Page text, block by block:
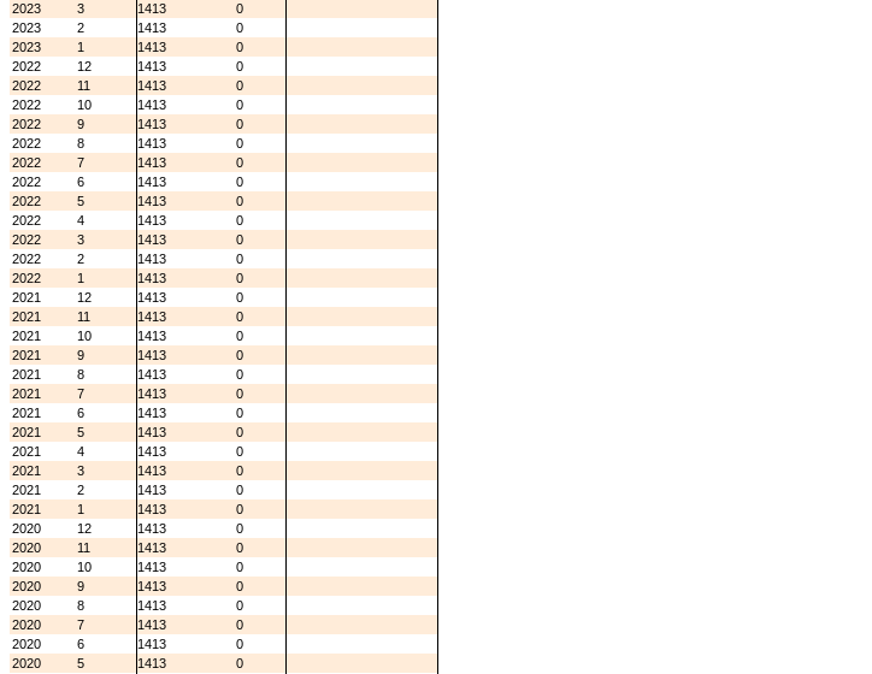
2023
3 1413
0
2023
2 1413
0
2023
1 1413
0
2022
12 1413
0
2022
11 1413
0
2022
10 1413
0
2022
9 1413
0
2022
8 1413
0
2022
7 1413
0
2022
6 1413
0
2022
5 1413
0
2022
4 1413
0
2022
3 1413
0
2022
2 1413
0
2022
1 1413
0
2021
12 1413
0
2021
11 1413
0
2021
10 1413
0
2021
9 1413
0
2021
8 1413
0
2021
7 1413
0
2021
6 1413
0
2021
5 1413
0
2021
4 1413
0
2021
3 1413
0
2021
2 1413
0
2021
1 1413
0
2020
12 1413
0
2020
11 1413
0
2020
10 1413
0
2020
9 1413
0
2020
8 1413
0
2020
7 1413
0
2020
6 1413
0
2020
5 1413
0